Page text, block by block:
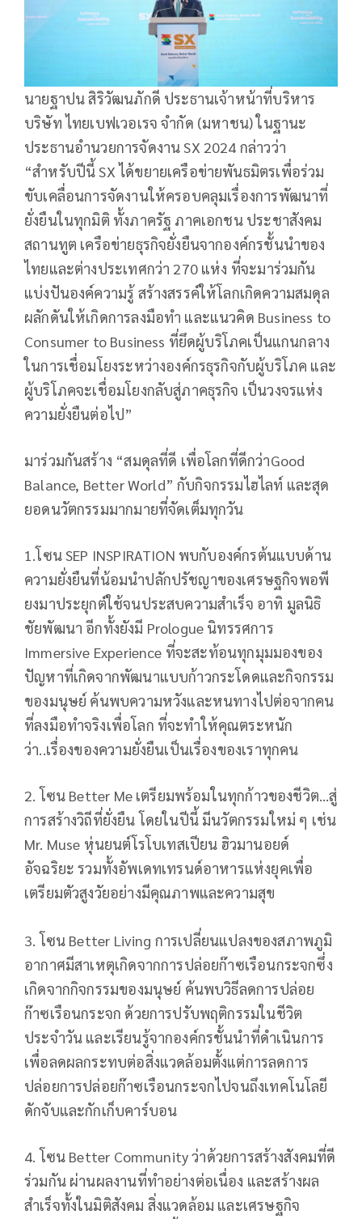
นายฐาปน สิริวัฒนภักดี ประธานเจ้าหน้าที่บริหาร
บริษัท ไทยเบฟเวอเรจ จำกัด (มหาชน) ในฐานะ
ประธานอำนวยการจัดงาน SX 2024 กล่าวว่า
“สำหรับปีนี้ SX ได้ขยายเครือข่ายพันธมิตรเพื่อร่วม
ขับเคลื่อนการจัดงานให้ครอบคลุมเรื่องการพัฒนาที่
ยั่งยืนในทุกมิติ ทั้งภาครัฐ ภาคเอกชน ประชาสังคม
สถานทูต เครือข่ายธุรกิจยั่งยืนจากองค์กรชั้นนำของ
ไทยและต่างประเทศกว่า 270 แห่ง ที่จะมาร่วมกัน
แบ่งปันองค์ความรู้ สร้างสรรค์ให้โลกเกิดความสมดุล
ผลักดันให้เกิดการลงมือทำ และแนวคิด Business to
Consumer to Business ที่ยึดผู้บริโภคเป็นแกนกลาง
ในการเชื่อมโยงระหว่างองค์กรธุรกิจกับผู้บริโภค และ
ผู้บริโภคจะเชื่อมโยงกลับสู่ภาคธุรกิจ เป็นวงจรแห่ง
ความยั่งยืนต่อไป”
มาร่วมกันสร้าง “สมดุลที่ดี เพื่อโลกที่ดีกว่าGood
Balance, Better World” กับกิจกรรมไฮไลท์ และสุด
ยอดนวัตกรรมมากมายที่จัดเต็มทุกวัน
1.โซน SEP INSPIRATION พบกับองค์กรต้นแบบด้าน
ความยั่งยืนที่น้อมนำปลักปรัชญาของเศรษฐกิจพอพี
ยงมาประยุกต์ใช้จนประสบความสำเร็จ อาทิ มูลนิธิ
ชัยพัฒนา อีกทั้งยังมี Prologue นิทรรศการ
Immersive Experience ที่จะสะท้อนทุกมุมมองของ
ปัญหาที่เกิดจากพัฒนาแบบก้าวกระโดดและกิจกรรม
ของมนุษย์ ค้นพบความหวังและหนทางไปต่อจากคน
ที่ลงมือทำจริงเพื่อโลก ที่จะทำให้คุณตระหนัก
ว่า..เรื่องของความยั่งยืนเป็นเรื่องของเราทุกคน
2. โซน Better Me เตรียมพร้อมในทุกก้าวของชีวิต…สู่
การสร้างวิถีที่ยั่งยืน โดยในปีนี้ มีนวัตกรรมใหม่ ๆ เช่น
Mr. Muse หุ่นยนต์โรโบเทสเปียน ฮิวมานอยด์
อัจฉริยะ รวมทั้งอัพเดทเทรนด์อาหารแห่งยุคเพื่อ
เตรียมตัวสูงวัยอย่างมีคุณภาพและความสุข
3. โซน Better Living การเปลี่ยนแปลงของสภาพภูมิ
อากาศมีสาเหตุเกิดจากการปล่อยก๊าซเรือนกระจกซึ่ง
เกิดจากกิจกรรมของมนุษย์ ค้นพบวิธีลดการปล่อย
ก๊าซเรือนกระจก ด้วยการปรับพฤติกรรมในชีวิต
ประจำวัน และเรียนรู้จากองค์กรชั้นนำที่ดำเนินการ
เพื่อลดผลกระทบต่อสิ่งแวดล้อมตั้งแต่การลดการ
ปล่อยการปล่อยก๊าซเรือนกระจกไปจนถึงเทคโนโลยี
ดักจับและกักเก็บคาร์บอน
4. โซน Better Community ว่าด้วยการสร้างสังคมที่ดี
ร่วมกัน ผ่านผลงานที่ทำอย่างต่อเนื่อง และสร้างผล
สำเร็จทั้งในมิติสังคม สิ่งแวดล้อม และเศรษฐกิจ